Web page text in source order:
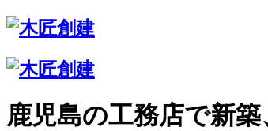
鹿児島の工務店で新